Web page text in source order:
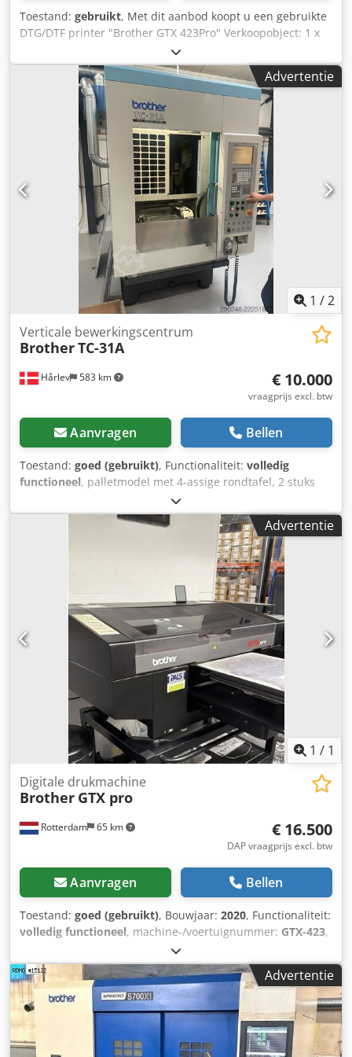
tpm en XYZ-positionering: 1,4 seconden
Positioneernauwkeurigheid: ± 0,006 mm Dedpfozc Dyrox
Agnjck Herhalingsnauwkeurigheid: ± 0,004 mm
Nauwkeurigheid van draaddiepte: 0,05 mm Luchtverbruik:
45 l/min Luchtdruk: 0,5-0,6 MPa Luchtkwaliteit: 99%
watervrij Inclusief FANUC robot / automatisering Machine
kan onder stroom worden bezichtigd.
Toestand: gebruikt, Met dit aanbod koopt u een gebruikte
DTG/DTF printer "Brother GTX 423Pro" Verkoopobject: 1 x
Brother GTX 423Pro met de volgende uitrusting: inclusief
Lotus Heat Press LTS 150B Slide inclusief Schulze PreTreat
Maker 5 Tellerstanden: Totaal: ca. 5.500 prints Staat: Dit
aanbod betreft een gebruikt apparaat dat mogelijk
gebruikssporen (kleine krassen of verkleuringen) kan
vertonen. Het apparaat is getest op werking Een testprint
is zichtbaar op de foto Verpakking en verzending: U bent
van harte welkom om het apparaat tijdens onze
openingstijden te komen bezichtigen. Maak hiervoor
alstublieft een afspraak! Dsdpjy R Nmhsfx Agnjck
Zeewaardige verpakking en wereldwijde verzending op
aanvraag mogelijk! Voor verzending of afhaling wordt er
voor u een functioneringstest op video vastgelegd. Voor
meer informatie kunt u uiteraard ook persoonlijk contact
met ons opnemen.
Advertentie
1 /2
Hårlev 583 km
Verticale bewerkingscentrum
BrotherTC-31A
€ 10.000
vraagprijs excl. btw
Aanvragen Bellen
Toestand: goed (gebruikt), Functionaliteit: volledig
functioneel, palletmodel met 4-assige rondtafel, 2 stuks
bouwjaar 1998, gewicht 2350 kg X 350 mm Y 250 mm Z 350
mm 4e as Gereedschapswisselaar met 26 posities Twin
Pallet Dcsdpfozicllsx Agnsk
Advertentie
1 / 1
Rotterdam 65 km
Digitale drukmachine
Brother GTX pro
€ 16.500
DAP vraagprijs excl. btw
Aanvragen Bellen
Toestand: goed (gebruikt), Bouwjaar: 2020, Functionaliteit:
volledig functioneel, machine-/voertuignummer: GTX-423,
, kleurkanalen:
jaar van de laatste revisie:2026, Complete professional
DTG production line — Brother GTX Pro + Schulze
Pretreatmaker IV + Tesoma Mini drying tunnel + Drucktech
double press Due to a change in business operations, we
are offering our complete DTG production line for sale. All
machines are in very good to as-new condition and have
Advertentie